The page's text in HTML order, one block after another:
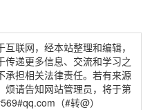
联网，经本站整理和编辑，
递更多信息、交流和学习之
承担相关法律责任。若有来源
烦请告知网站管理员，将于第
（#转@）